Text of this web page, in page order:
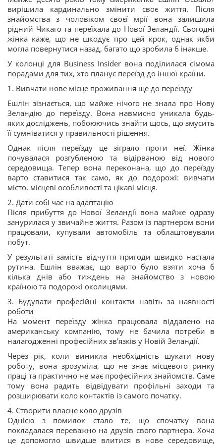
вирішила кардинально змінити своє життя. Після
знайомства з чоловіком своєї мрії вона залишила
рідний Чикаго та переїхала до Нової Зеландії. Сьогодні
жінка каже, що не шкодує про цей крок, однак якби
могла повернутися назад, багато що зробила б інакше.
У колонці для Business Insider вона поділилася сімома
порадами для тих, хто планує переїзд до іншої країни.
1. Вивчати нове місце проживання ще до переїзду
Ешлін зізнається, що майже нічого не знала про Нову
Зеландію до переїзду. Вона навмисно уникала будь-
яких досліджень, побоюючись знайти щось, що змусить
її сумніватися у правильності рішення.
Однак після переїзду це зіграло проти неї. Жінка
почувалася розгубленою та відірваною від нового
середовища. Тепер вона переконана, що до переїзду
варто ставитися так само, як до подорожі: вивчати
місто, місцеві особливості та цікаві місця.
2. Дати собі час на адаптацію
Після прибуття до Нової Зеландії вона майже одразу
занурилася у звичайне життя. Разом із партнером вони
працювали, купували автомобіль та облаштовували
побут.
У результаті замість відчуття пригоди швидко настала
рутина. Ешлін вважає, що варто було взяти хоча б
кілька днів або тиждень на знайомство з новою
країною та подорожі околицями.
3. Будувати професійні контакти навіть за наявності
роботи
На момент переїзду жінка працювала віддалено на
американську компанію, тому не бачила потреби в
налагодженні професійних зв'язків у Новій Зеландії.
Через рік, коли виникла необхідність шукати нову
роботу, вона зрозуміла, що не знає місцевого ринку
праці та практично не має професійних знайомств. Саме
тому вона радить відвідувати профільні заходи та
розширювати коло контактів із самого початку.
4. Створити власне коло друзів
Однією з помилок стало те, що спочатку вона
покладалася переважно на друзів свого партнера. Хоча
це допомогло швидше влитися в нове середовище,